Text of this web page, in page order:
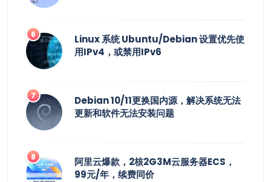
Linux 系统 Ubuntu/Debian 设置优先使
用IPv4，或禁用IPv6
Debian 10/11更换国内源，解决系统无法
更新和软件无法安装问题
阿里云爆款，2核2G3M云服务器ECS，
99元/年，续费同价